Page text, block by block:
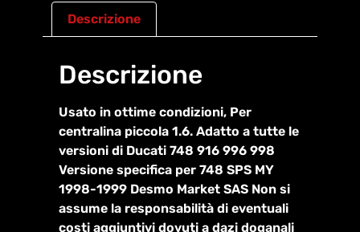
Descrizione
Descrizione
Usato in ottime condizioni, Per
centralina piccola 1.6. Adatto a tutte le
versioni di Ducati 748 916 996 998
Versione specifica per 748 SPS MY
1998-1999 Desmo Market SAS Non si
assume la responsabilità di eventuali
costi aggiuntivi dovuti a dazi doganali